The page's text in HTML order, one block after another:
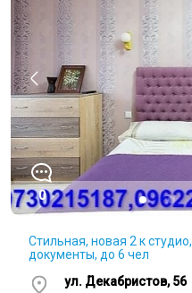
0
Стильная, новая 2 к студио,
документы, до 6 чел
ул. Декабристов, 56